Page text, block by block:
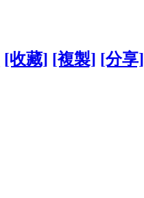
[收藏] [複製] [分享]